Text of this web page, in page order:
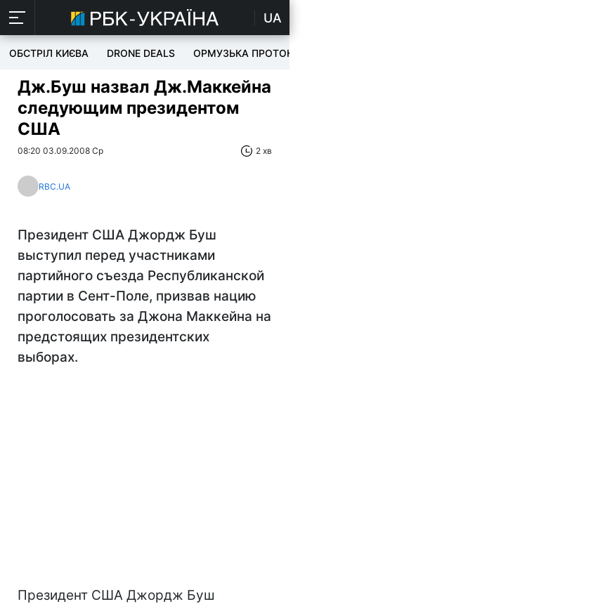
UA
ОБСТРІЛ КИЄВА DRONE DEALS ОРМУЗЬКА ПРОТОКА
Дж.Буш назвал Дж.Маккейна
следующим президентом
США
08:20 03.09.2008 Ср 2 хв
RBC.UA
Президент США Джордж Буш
выступил перед участниками
партийного съезда Республиканской
партии в Сент-Поле, призвав нацию
проголосовать за Джона Маккейна на
предстоящих президентских
выборах.
Президент США Джордж Буш